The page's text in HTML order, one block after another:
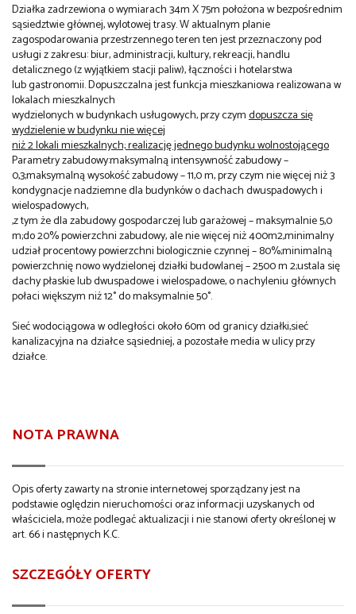
Działka zadrzewiona o wymiarach 34m X 75m położona w bezpośrednim
sąsiedztwie głównej, wylotowej trasy. W aktualnym planie
zagospodarowania przestrzennego teren ten jest przeznaczony pod
usługi z zakresu: biur, administracji, kultury, rekreacji, handlu
detalicznego (z wyjątkiem stacji paliw), łączności i hotelarstwa
lub gastronomii. Dopuszczalna jest funkcja mieszkaniowa realizowana w
lokalach mieszkalnych
wydzielonych w budynkach usługowych, przy czymdopuszcza się
wydzielenie w budynku nie więcej
niż 2 lokali mieszkalnych; realizację jednego budynku wolnostojącego
Parametry zabudowy:maksymalną intensywność zabudowy –
0,3;maksymalną wysokość zabudowy – 11,0 m, przy czym nie więcej niż 3
kondygnacje nadziemne dla budynków o dachach dwuspadowych i
wielospadowych,
,z tym że dla zabudowy gospodarczej lub garażowej – maksymalnie 5,0
m;do 20% powierzchni zabudowy, ale nie więcej niż 400m2,minimalny
udział procentowy powierzchni biologicznie czynnej – 80%;minimalną
powierzchnię nowo wydzielonej działki budowlanej – 2500 m 2;ustala się
dachy płaskie lub dwuspadowe i wielospadowe, o nachyleniu głównych
połaci większym niż 12° do maksymalnie 50°.
Sieć wodociągowa w odległości około 60m od granicy działki,sieć
kanalizacyjna na działce sąsiedniej, a pozostałe media w ulicy przy
działce.
NOTA PRAWNA
Opis oferty zawarty na stronie internetowej sporządzany jest na
podstawie oględzin nieruchomości oraz informacji uzyskanych od
właściciela, może podlegać aktualizacji i nie stanowi oferty określonej w
art. 66 i następnych K.C.
SZCZEGÓŁY OFERTY